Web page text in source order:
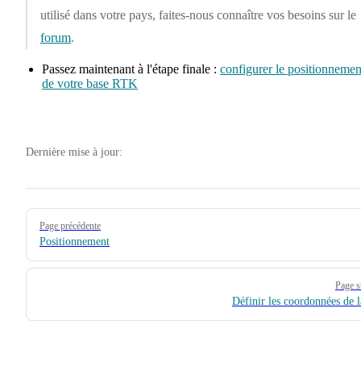
utilisé dans votre pays, faites-nous connaître vos besoins sur le
forum.
Passez maintenant à l'étape finale : configurer le
de votre base RTK
Dernière mise à jour:
Pager
Page précédente
Positionnement
Page
Définir les coordonnées de